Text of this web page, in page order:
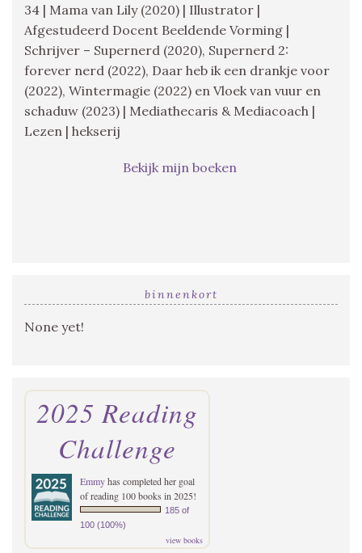
34 | Mama van Lily (2020) | Illustrator |
Afgestudeerd Docent Beeldende Vorming |
Schrijver – Supernerd (2020), Supernerd 2:
forever nerd (2022), Daar heb ik een drankje voor
(2022), Wintermagie (2022) en Vloek van vuur en
schaduw (2023) | Mediathecaris & Mediacoach |
Lezen | hekserij
Bekijk mijn boeken
binnenkort
None yet!
2025 Reading
Challenge
Emmyhas completed her goal
of reading 100 books in 2025!
185 of
100 (100%)
view books